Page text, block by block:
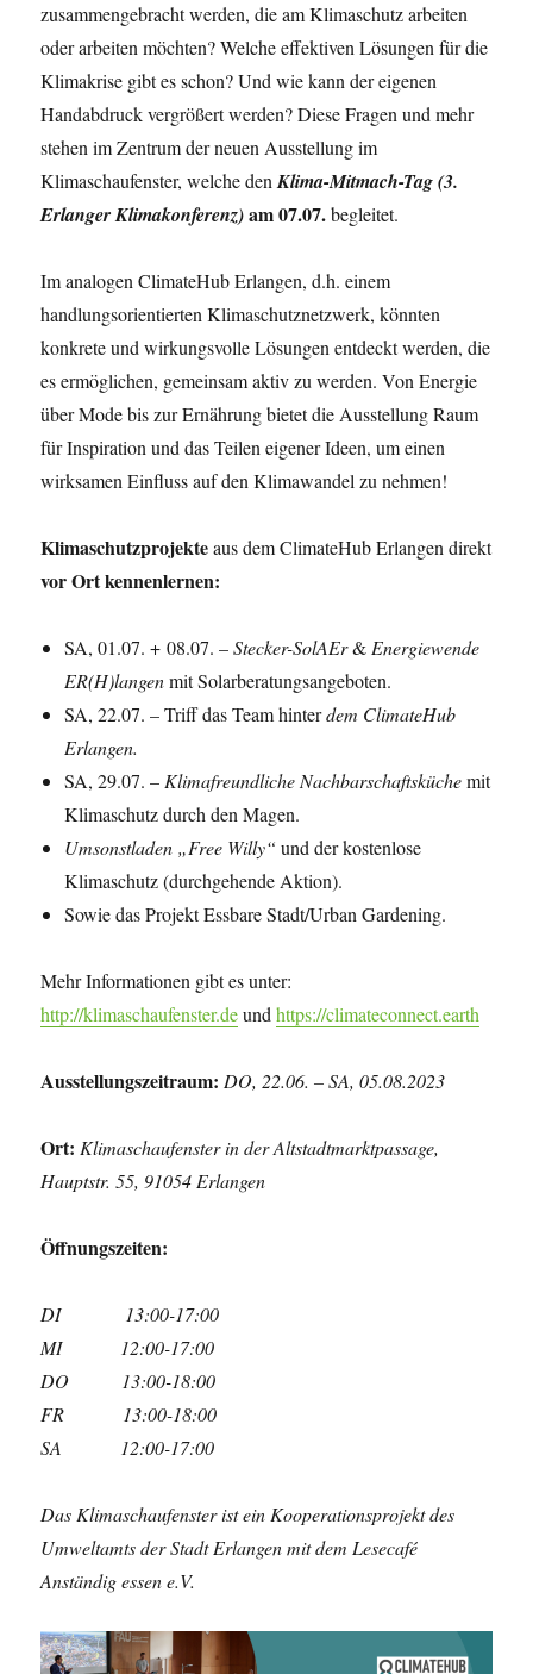
zusammengebracht werden, die am Klimaschutz arbeiten
oder arbeiten möchten? Welche effektiven Lösungen für die
Klimakrise gibt es schon? Und wie kann der eigenen
Handabdruck vergrößert werden? Diese Fragen und mehr
stehen im Zentrum der neuen Ausstellung im
Klimaschaufenster, welche denKlima-Mitmach-Tag (3.
Erlanger Klimakonferenz)am 07.07.begleitet.
Im analogen ClimateHub Erlangen, d.h. einem
handlungsorientierten Klimaschutznetzwerk, könnten
konkrete und wirkungsvolle Lösungen entdeckt werden, die
es ermöglichen, gemeinsam aktiv zu werden. Von Energie
über Mode bis zur Ernährung bietet die Ausstellung Raum
für Inspiration und das Teilen eigener Ideen, um einen
wirksamen Einfluss auf den Klimawandel zu nehmen!
Klimaschutzprojekteaus dem ClimateHub Erlangen direkt
vor Ort kennenlernen:
SA, 01.07. + 08.07. –Stecker-SolAEr&Energiewende
ER(H)langenmit Solarberatungsangeboten.
SA, 22.07. – Triff das Team hinterdem ClimateHub
Erlangen.
SA, 29.07. –Klimafreundliche Nachbarschaftsküchemit
Klimaschutz durch den Magen.
Umsonstladen „Free Willy“ und der kostenlose
Klimaschutz (durchgehende Aktion).
Sowie das Projekt Essbare Stadt/Urban Gardening.
Mehr Informationen gibt es unter:
http://klimaschaufenster.deundhttps://climateconnect.earth
Ausstellungszeitraum: DO, 22.06. – SA, 05.08.2023
Ort: Klimaschaufenster in der Altstadtmarktpassage,
Hauptstr. 55, 91054 Erlangen
Öffnungszeiten:
DI 13:00-17:00
MI 12:00-17:00
DO 13:00-18:00
FR 13:00-18:00
SA 12:00-17:00
Das Klimaschaufenster ist ein Kooperationsprojekt des
Umweltamts der Stadt Erlangen mit dem Lesecafé
Anständig essen e.V.